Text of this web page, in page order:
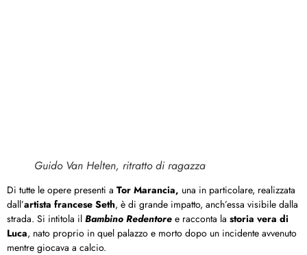
Guido Van Helten, ritratto di ragazza
Di tutte le opere presenti a Tor Marancia, una in particolare, realizzata
dall’artista francese Seth, è di grande impatto, anch’essa visibile dalla
strada. Si intitola il Bambino Redentore e racconta la storia vera di
Luca, nato proprio in quel palazzo e morto dopo un incidente avvenuto
mentre giocava a calcio.